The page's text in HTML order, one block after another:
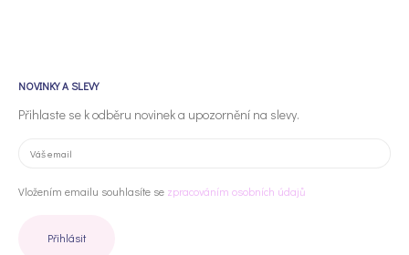
NOVINKY A SLEVY
Přihlaste se k odběru novinek a upozornění na slevy.
Vložením emailu souhlasíte se zpracováním osobních údajů